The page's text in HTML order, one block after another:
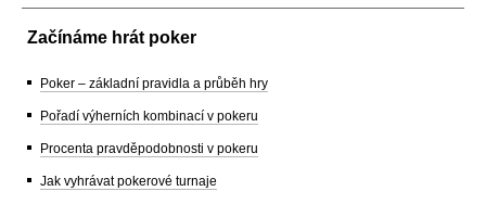
Začínáme hrát poker
Poker – základní pravidla a průběh hry
Pořadí výherních kombinací v pokeru
Procenta pravděpodobnosti v pokeru
Jak vyhrávat pokerové turnaje